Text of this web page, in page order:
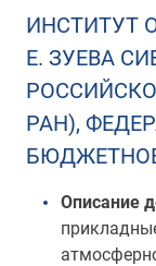
ИНСТИТУТ
Е. ЗУЕВА
РАН),
Описание